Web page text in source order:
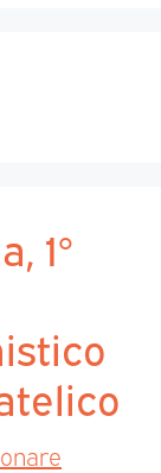
1°